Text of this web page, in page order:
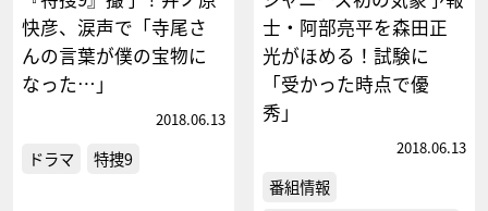
快彦、涙声で「寺尾さ
んの言葉が僕の宝物に
なった…」
2018.06.13
ドラマ 特捜9
士・阿部亮平を森田正
光がほめる！試験に
「受かった時点で優
秀」
2018.06.13
番組情報